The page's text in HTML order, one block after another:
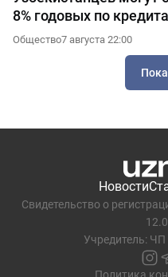
8% годовых по
Общество7 августа 22:00
Новости
Свидетельство о
Учредитель: ЧП
Политика